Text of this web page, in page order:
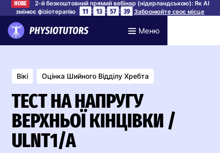
НОВЕ
2-й безкоштовний прямий вебінар (нідерландською): Як AI
змінює фізіотерапію
11 : 13 : 57 : 38 Забронюйте своє місце
Меню
Вікі Оцінка Шийного Відділу Хребта
ТЕСТ НА НАПРУГУ
ВЕРХНЬОЇ КІНЦІВКИ /
ULNT1/A